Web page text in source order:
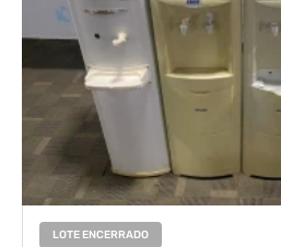
LOTE ENCERRADO